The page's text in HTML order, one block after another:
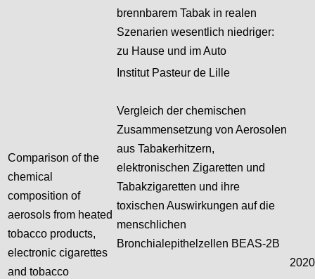
brennbarem Tabak in realen
Szenarien wesentlich niedriger:
zu Hause und im Auto
Comparison of the
chemical
composition of
aerosols from heated
tobacco products,
electronic cigarettes
and tobacco
Institut Pasteur de Lille
Vergleich der chemischen
Zusammensetzung von Aerosolen
aus Tabakerhitzern,
elektronischen Zigaretten und
Tabakzigaretten und ihre
toxischen Auswirkungen auf die
menschlichen
Bronchialepithelzellen BEAS-2B
2020